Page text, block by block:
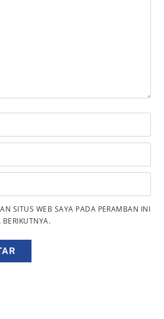
SITUS WEB SAYA PADA PERAMBAN INI